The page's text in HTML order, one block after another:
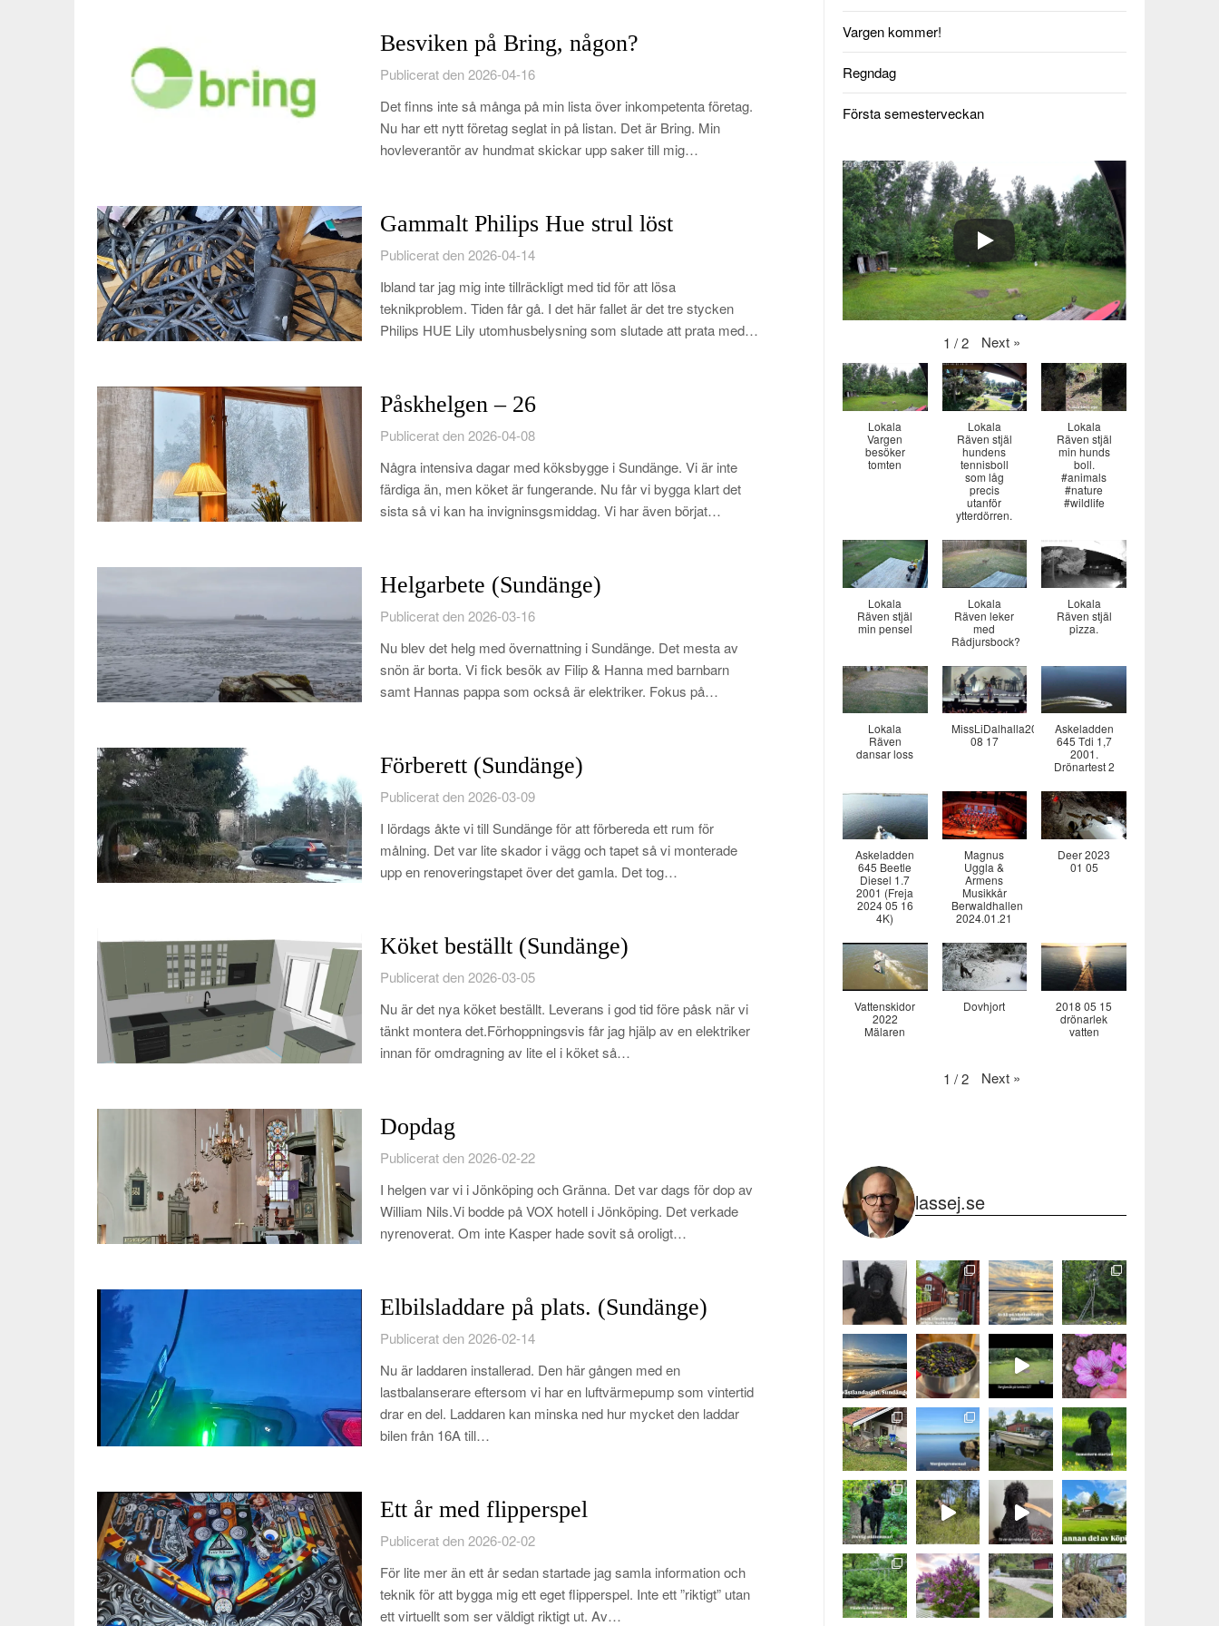
Besviken på Bring, någon?
Publicerat den 2026-04-16
Det finns inte så många på min lista över inkompetenta företag.
Nu har ett nytt företag seglat in på listan. Det är Bring. Min
hovleverantör av hundmat skickar upp saker till mig…
Gammalt Philips Hue strul löst
Publicerat den 2026-04-14
Ibland tar jag mig inte tillräckligt med tid för att lösa
teknikproblem. Tiden får gå. I det här fallet är det tre stycken
Philips HUE Lily utomhusbelysning som slutade att prata med…
Påskhelgen – 26
Publicerat den 2026-04-08
Några intensiva dagar med köksbygge i Sundänge. Vi är inte
färdiga än, men köket är fungerande. Nu får vi bygga klart det
sista så vi kan ha invigninsgsmiddag. Vi har även börjat…
Helgarbete (Sundänge)
Publicerat den 2026-03-16
Nu blev det helg med övernattning i Sundänge. Det mesta av
snön är borta. Vi fick besök av Filip & Hanna med barnbarn
samt Hannas pappa som också är elektriker. Fokus på…
Förberett (Sundänge)
Publicerat den 2026-03-09
I lördags åkte vi till Sundänge för att förbereda ett rum för
målning. Det var lite skador i vägg och tapet så vi monterade
upp en renoveringstapet över det gamla. Det tog…
Köket beställt (Sundänge)
Publicerat den 2026-03-05
Nu är det nya köket beställt. Leverans i god tid före påsk när vi
tänkt montera det.Förhoppningsvis får jag hjälp av en elektriker
innan för omdragning av lite el i köket så…
Dopdag
Publicerat den 2026-02-22
I helgen var vi i Jönköping och Gränna. Det var dags för dop av
William Nils.Vi bodde på VOX hotell i Jönköping. Det verkade
nyrenoverat. Om inte Kasper hade sovit så oroligt…
Elbilsladdare på plats. (Sundänge)
Publicerat den 2026-02-14
Nu är laddaren installerad. Den här gången med en
lastbalanserare eftersom vi har en luftvärmepump som vintertid
drar en del. Laddaren kan minska ned hur mycket den laddar
bilen från 16A till…
Ett år med flipperspel
Publicerat den 2026-02-02
För lite mer än ett år sedan startade jag samla information och
teknik för att bygga mig ett eget flipperspel. Inte ett ”riktigt” utan
ett virtuellt som ser väldigt riktigt ut. Av…
Vargen kommer!
Regndag
Första semesterveckan
1 /2 Next »
Lokala
Vargen
besöker
tomten
Lokala
Räven stjäl
hundens
tennisboll
som låg
precis
utanför
ytterdörren.
Lokala
Räven stjäl
min hunds
boll.
#animals
#nature
#wildlife
Lokala
Räven stjäl
min pensel
Lokala
Räven leker
med
Rådjursbock?
Lokala
Räven stjäl
pizza.
Lokala
Räven
dansar loss
MissLiDalhalla2024
08 17
Askeladden
645 Tdi 1,7
2001.
Drönartest 2
Askeladden
645 Beetle
Diesel 1.7
2001 (Freja
2024 05 16
4K)
Magnus
Uggla &
Armens
Musikkår
Berwaldhallen
2024.01.21
Deer 2023
01 05
Vattenskidor
2022
Mälaren
Dovhjort
2018 05 15
drönarlek
vatten
1 /2 Next »
lassej.se